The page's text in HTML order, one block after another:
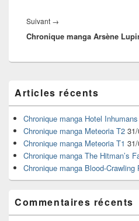
Suivant →
suivant :
Chronique manga Arsène
principale
de
widget
pour
barre
latérale
Articles récents
Chronique manga Hotel
Chronique manga Meteoria T2
Chronique manga Meteoria T1
Chronique manga The Hitman’s
Chronique manga Blood-Crawling
Commentaires récents